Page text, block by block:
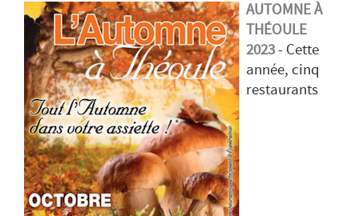
AUTOMNE À
THÉOULE
2023- Cette
année, cinq
restaurants